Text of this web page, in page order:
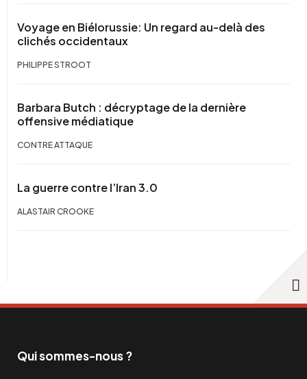
Voyage en Biélorussie: Un regard au-delà des
clichés occidentaux
PHILIPPE STROOT
Barbara Butch : décryptage de la dernière
offensive médiatique
CONTRE ATTAQUE
La guerre contre l’Iran 3.0
ALASTAIR CROOKE
Qui sommes-nous ?